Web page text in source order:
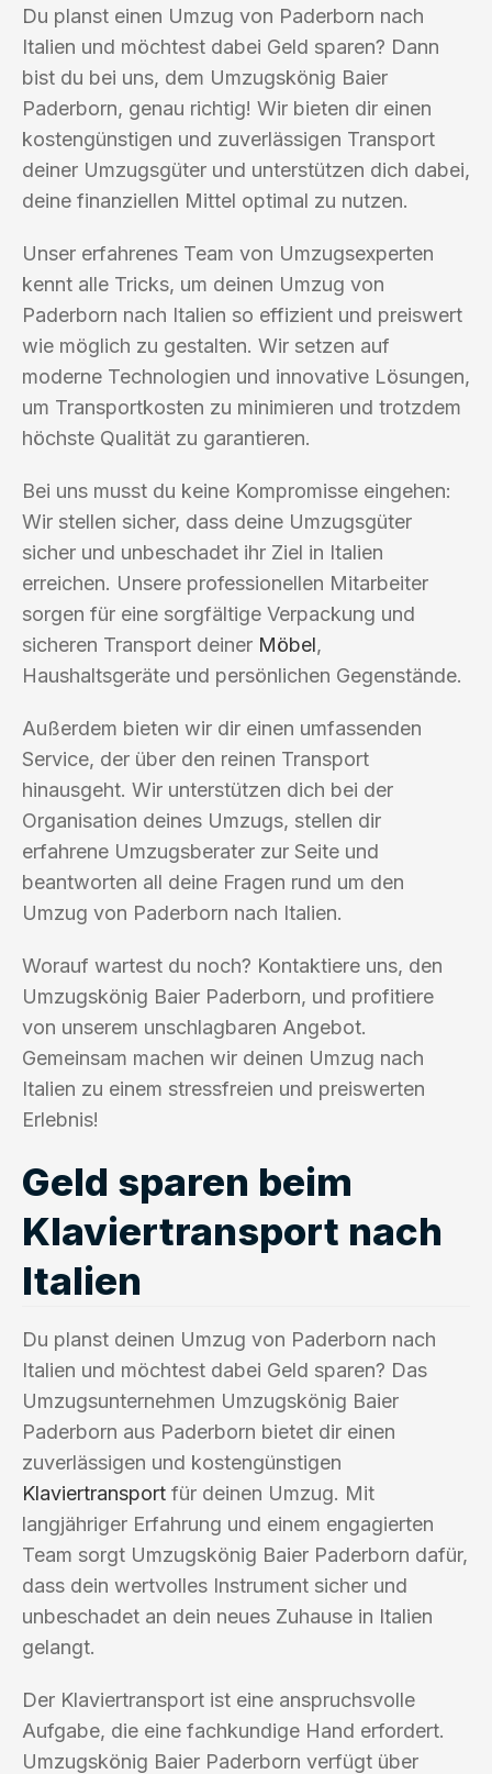
Du planst einen Umzug von Paderborn nach
Italien und möchtest dabei Geld sparen? Dann
bist du bei uns, dem Umzugskönig Baier
Paderborn, genau richtig! Wir bieten dir einen
kostengünstigen und zuverlässigen Transport
deiner Umzugsgüter und unterstützen dich dabei,
deine finanziellen Mittel optimal zu nutzen.
Unser erfahrenes Team von Umzugsexperten
kennt alle Tricks, um deinen Umzug von
Paderborn nach Italien so effizient und preiswert
wie möglich zu gestalten. Wir setzen auf
moderne Technologien und innovative Lösungen,
um Transportkosten zu minimieren und trotzdem
höchste Qualität zu garantieren.
Bei uns musst du keine Kompromisse eingehen:
Wir stellen sicher, dass deine Umzugsgüter
sicher und unbeschadet ihr Ziel in Italien
erreichen. Unsere professionellen Mitarbeiter
sorgen für eine sorgfältige Verpackung und
sicheren Transport deiner Möbel,
Haushaltsgeräte und persönlichen Gegenstände.
Außerdem bieten wir dir einen umfassenden
Service, der über den reinen Transport
hinausgeht. Wir unterstützen dich bei der
Organisation deines Umzugs, stellen dir
erfahrene Umzugsberater zur Seite und
beantworten all deine Fragen rund um den
Umzug von Paderborn nach Italien.
Worauf wartest du noch? Kontaktiere uns, den
Umzugskönig Baier Paderborn, und profitiere
von unserem unschlagbaren Angebot.
Gemeinsam machen wir deinen Umzug nach
Italien zu einem stressfreien und preiswerten
Erlebnis!
Geld sparen beim
Klaviertransport nach
Italien
Du planst deinen Umzug von Paderborn nach
Italien und möchtest dabei Geld sparen? Das
Umzugsunternehmen Umzugskönig Baier
Paderborn aus Paderborn bietet dir einen
zuverlässigen und kostengünstigen
Klaviertransport für deinen Umzug. Mit
langjähriger Erfahrung und einem engagierten
Team sorgt Umzugskönig Baier Paderborn dafür,
dass dein wertvolles Instrument sicher und
unbeschadet an dein neues Zuhause in Italien
gelangt.
Der Klaviertransport ist eine anspruchsvolle
Aufgabe, die eine fachkundige Hand erfordert.
Umzugskönig Baier Paderborn verfügt über